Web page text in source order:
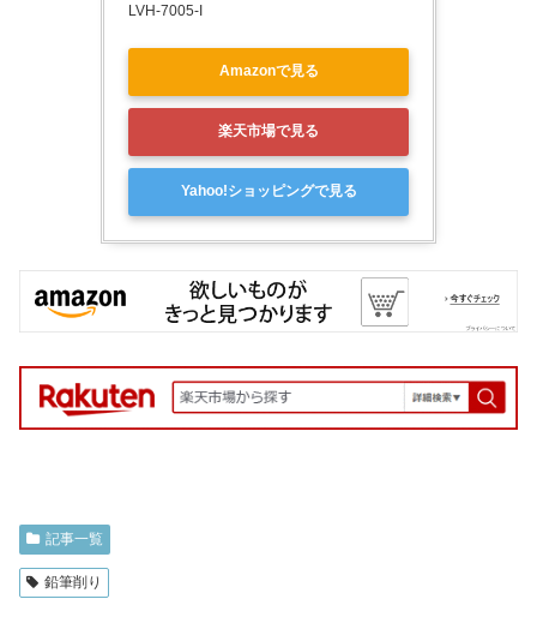
LVH-7005-I
Amazonで見る
楽天市場で見る
Yahoo!ショッピングで見る
記事一覧
鉛筆削り